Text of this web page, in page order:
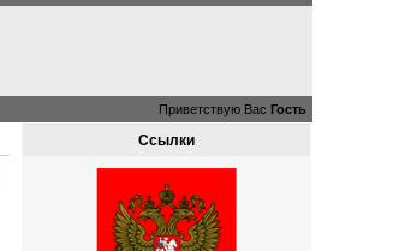
Приветствую Вас Гость
Ссылки